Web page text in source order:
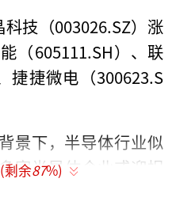
技（003026.SZ）涨
（605111.SH）、联
捷捷微电（300623.S
景下，半导体行业似
家半导体企业或迎拐
剩余87%)